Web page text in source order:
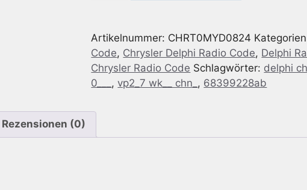
-
VP2_7
WK
CHN
Menge
Artikelnummer: CHRT0MYD0824
Code, Chrysler Delphi Radio Code, Delphi
Chrysler Radio Code Schlagwörter: delphi
0___ , vp2_7 wk__ chn_ , 68399228ab
Rezensionen (0)